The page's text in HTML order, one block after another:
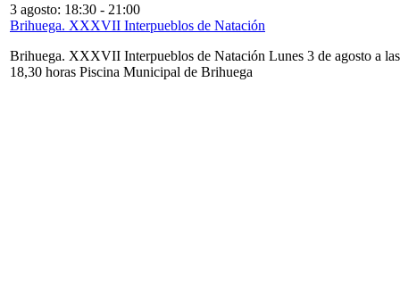
3 agosto: 18:30 - 21:00
Brihuega. XXXVII Interpueblos de Natación
Brihuega. XXXVII Interpueblos de Natación Lunes 3 de agosto a las
18,30 horas Piscina Municipal de Brihuega